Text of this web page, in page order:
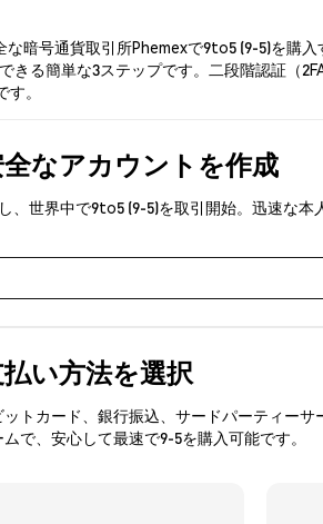
暗号通貨取引所Phemexで9to5 (9-5)を購
きる簡単な3ステップです。二段階認証（
。
なアカウントを作成
、世界中で9to5 (9-5)を取引開始。迅速な
い方法を選択
トカード、銀行振込、サードパーティー
で、安心して最速で9-5を購入可能です。